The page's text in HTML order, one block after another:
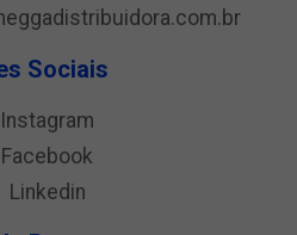
Sociais
Instagram
Facebook
Linkedin